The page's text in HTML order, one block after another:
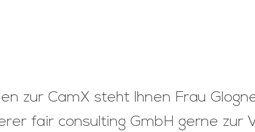
zur CamX steht Ihnen Frau
fair consulting GmbH gerne zur